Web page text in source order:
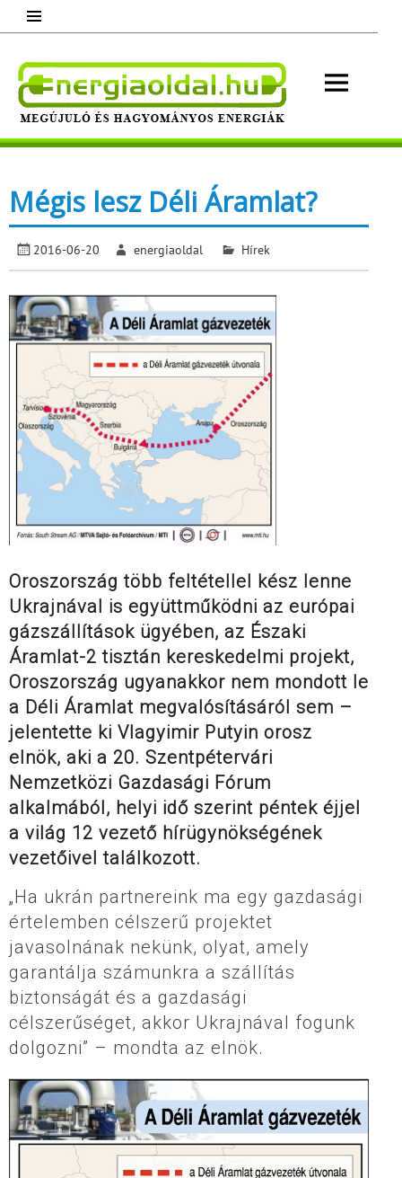
content
Megújuló és hagyományos energiák.
Mégis lesz Déli Áramlat?
2016-06-20 energiaoldal Hírek
Oroszország több feltétellel kész lenne
Ukrajnával is együttműködni az európai
gázszállítások ügyében, az Északi
Áramlat-2 tisztán kereskedelmi projekt,
Oroszország ugyanakkor nem mondott le
a Déli Áramlat megvalósításáról sem –
jelentette ki Vlagyimir Putyin orosz
elnök, aki a 20. Szentpétervári
Nemzetközi Gazdasági Fórum
alkalmából, helyi idő szerint péntek éjjel
a világ 12 vezető hírügynökségének
vezetőivel találkozott.
„Ha ukrán partnereink ma egy gazdasági
értelemben célszerű projektet
javasolnának nekünk, olyat, amely
garantálja számunkra a szállítás
biztonságát és a gazdasági
célszerűséget, akkor Ukrajnával fogunk
dolgozni” – mondta az elnök.